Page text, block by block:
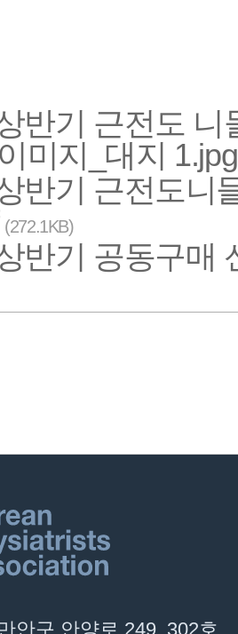
반기 근전도 니
미지_대지 1.jpg
반기 근전도니
(272.1KB)
반기 공동구매
안구 안양로 249, 302호